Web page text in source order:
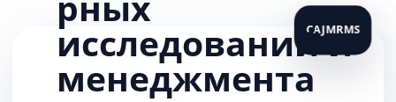
исследований и
менеджмента